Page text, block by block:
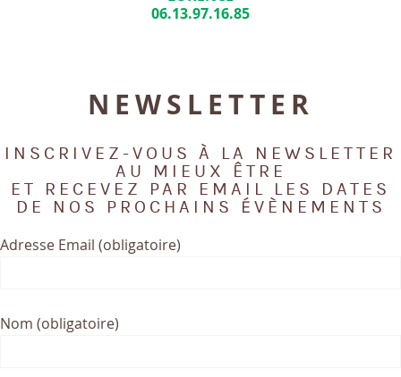
06.13.97.16.85
NEWSLETTER
INSCRIVEZ-VOUS À LA NEWSLETTER
AU MIEUX ÊTRE
ET RECEVEZ PAR EMAIL LES DATES
DE NOS PROCHAINS ÉVÈNEMENTS
Adresse Email (obligatoire)
Nom (obligatoire)